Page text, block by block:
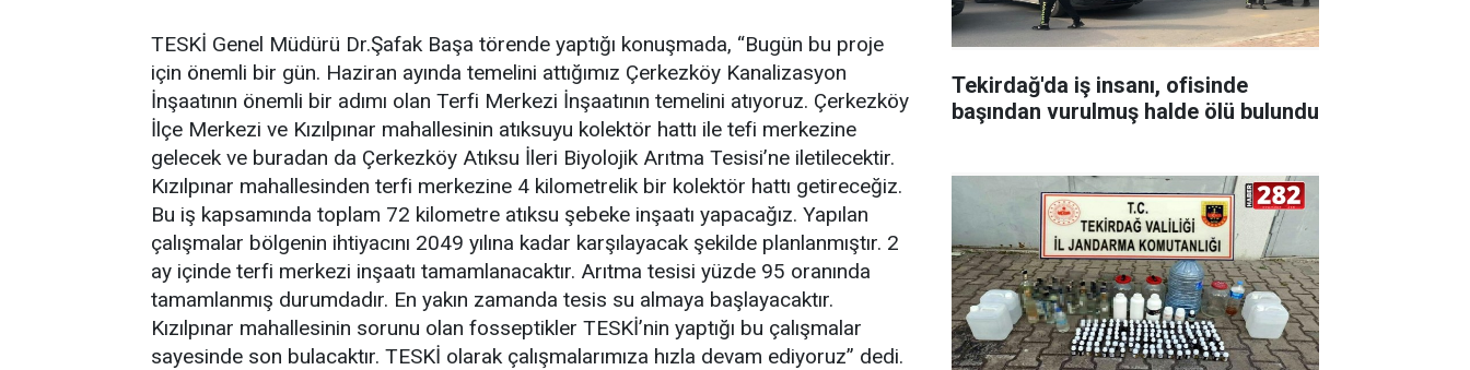
TESKİ Genel Müdürü Dr.Şafak Başa törende yaptığı konuşmada, “Bugün bu proje
için önemli bir gün. Haziran ayında temelini attığımız Çerkezköy Kanalizasyon
İnşaatının önemli bir adımı olan Terfi Merkezi İnşaatının temelini atıyoruz. Çerkezköy
İlçe Merkezi ve Kızılpınar mahallesinin atıksuyu kolektör hattı ile tefi merkezine
gelecek ve buradan da Çerkezköy Atıksu İleri Biyolojik Arıtma Tesisi’ne iletilecektir.
Kızılpınar mahallesinden terfi merkezine 4 kilometrelik bir kolektör hattı getireceğiz.
Bu iş kapsamında toplam 72 kilometre atıksu şebeke inşaatı yapacağız. Yapılan
çalışmalar bölgenin ihtiyacını 2049 yılına kadar karşılayacak şekilde planlanmıştır. 2
ay içinde terfi merkezi inşaatı tamamlanacaktır. Arıtma tesisi yüzde 95 oranında
tamamlanmış durumdadır. En yakın zamanda tesis su almaya başlayacaktır.
Kızılpınar mahallesinin sorunu olan fosseptikler TESKİ’nin yaptığı bu çalışmalar
sayesinde son bulacaktır. TESKİ olarak çalışmalarımıza hızla devam ediyoruz” dedi.
Tekirdağ'da iş insanı, ofisinde
başından vurulmuş halde ölü bulundu